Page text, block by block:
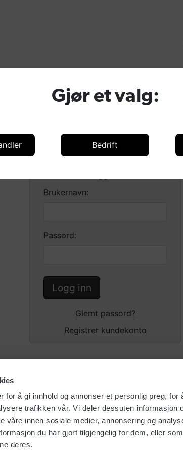
for å gi innhold og annonser et personlig preg, for
trafikken vår. Vi deler dessuten informasjon
våre innen sosiale medier, annonsering og
du har gjort tilgjengelig for dem, eller
deres.
Gjør et valg:
Bedrift
Forhandlere
Brukernavn:
Passord:
Logg inn
Glemt passord?
Registrer kundekonto